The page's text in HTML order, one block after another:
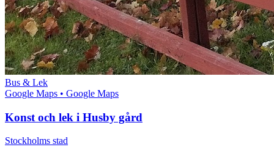
Bus & Lek
Google Maps • Google Maps
Konst och lek i Husby gård
Stockholms stad